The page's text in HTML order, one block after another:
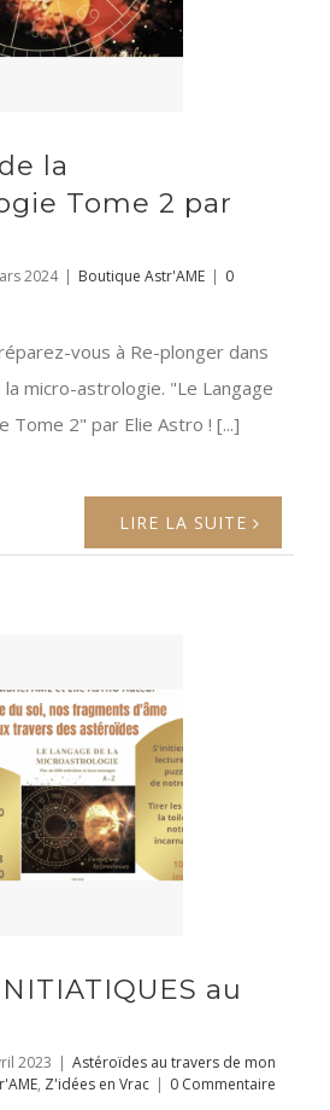
Tome 2 par Élie
Astro
la
Tome 2 par
2024 | Boutique Astr'AME | 0
vous à Re-plonger dans
micro-astrologie. "Le Langage
Tome 2" par Elie Astro ! [...]
LIRE LA SUITE
Deux jours
INITIATIQUES
au choix
Astéroïdes au travers de
mon incarnationBoutique
au
2023 | Astéroïdes au travers de mon
, Z'idées en Vrac | 0 Commentaire